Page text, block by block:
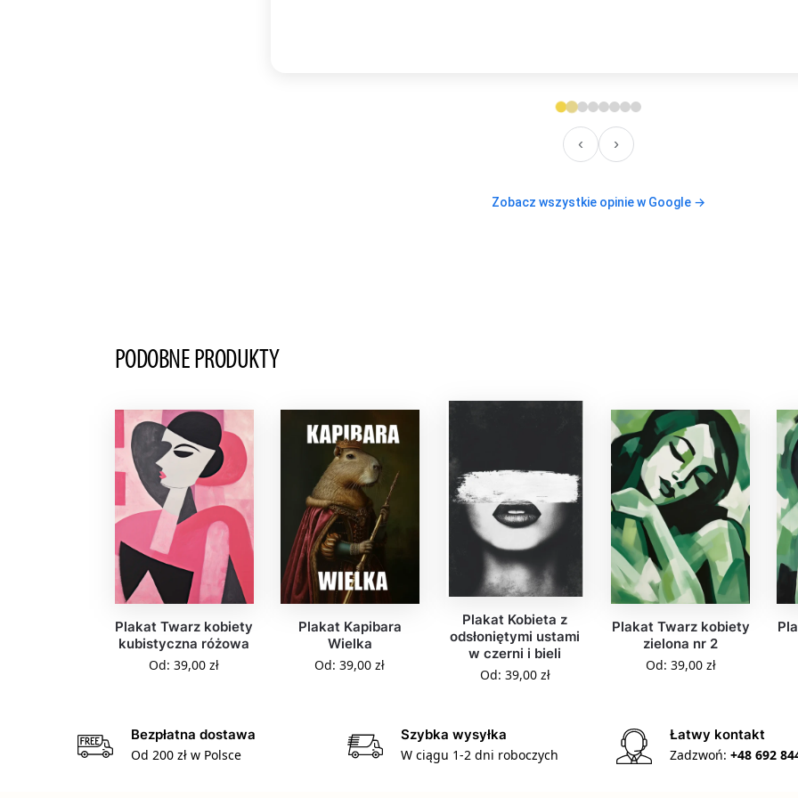
‹ ›
Zobacz wszystkie opinie w Google →
PODOBNE PRODUKTY
Plakat Twarz kobiety
kubistyczna różowa
Od:39,00zł
Plakat Kapibara
Wielka
Od:39,00zł
Plakat Kobieta z
odsłoniętymi ustami
w czerni i bieli
Od: 39,00 zł
Plakat Twarz kobiety
zielona nr 2
Od: 39,00 zł
Bezpłatna dostawa
Od 200 zł w Polsce
Szybka wysyłka
W ciągu 1-2 dni roboczych
Łatwy kontakt
Zadzwoń: +48 692